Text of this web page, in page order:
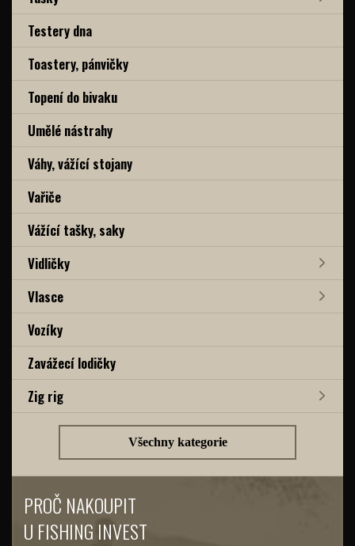
Testery dna
Toastery, pánvičky
Topení do bivaku
Umělé nástrahy
Váhy, vážící stojany
Vařiče
Vážící tašky, saky
Vidličky
Vlasce
Vozíky
Zavážecí lodičky
Zig rig
Všechny kategorie
PROČ NAKOUPIT
U FISHING INVEST